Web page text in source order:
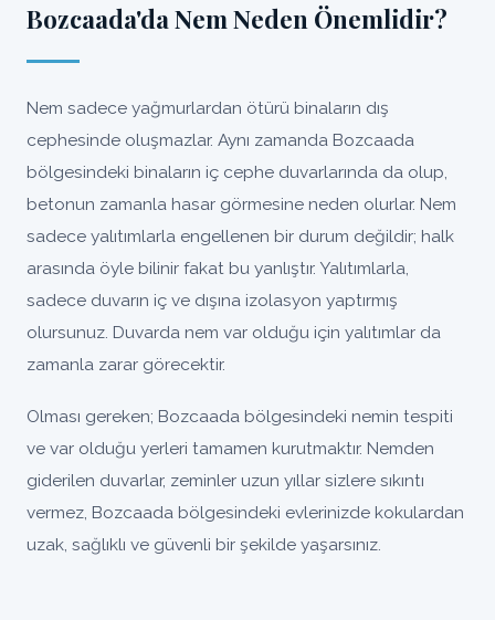
Bozcaada'da Nem Neden Önemlidir?
Nem sadece yağmurlardan ötürü binaların dış
cephesinde oluşmazlar. Aynı zamanda Bozcaada
bölgesindeki binaların iç cephe duvarlarında da olup,
betonun zamanla hasar görmesine neden olurlar. Nem
sadece yalıtımlarla engellenen bir durum değildir; halk
arasında öyle bilinir fakat bu yanlıştır. Yalıtımlarla,
sadece duvarın iç ve dışına izolasyon yaptırmış
olursunuz. Duvarda nem var olduğu için yalıtımlar da
zamanla zarar görecektir.
Olması gereken; Bozcaada bölgesindeki nemin tespiti
ve var olduğu yerleri tamamen kurutmaktır. Nemden
giderilen duvarlar, zeminler uzun yıllar sizlere sıkıntı
vermez, Bozcaada bölgesindeki evlerinizde kokulardan
uzak, sağlıklı ve güvenli bir şekilde yaşarsınız.